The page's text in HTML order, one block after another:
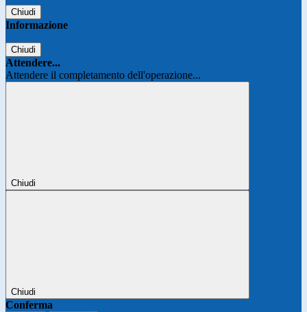
Chiudi
Informazione
Chiudi
Attendere...
Attendere il completamento dell'operazione...
Chiudi
Chiudi
Conferma